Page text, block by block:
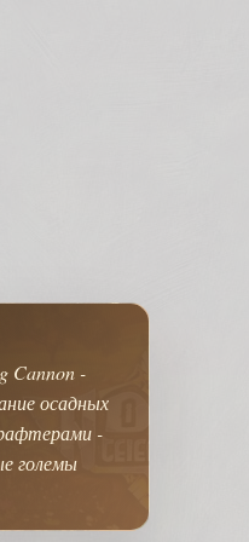
Cannon -
осадных
-
големы